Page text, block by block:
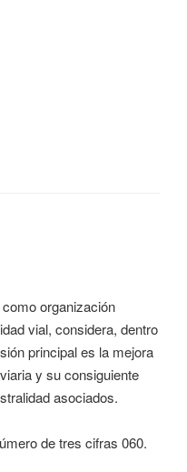
organización
vial, considera, dentro
principal es la mejora
y su consiguiente
asociados.
de tres cifras 060.